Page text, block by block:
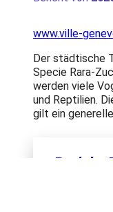
www.ville-
Der städtische
Specie Rara-
werden viele
und Reptilien.
gilt ein
Bericht